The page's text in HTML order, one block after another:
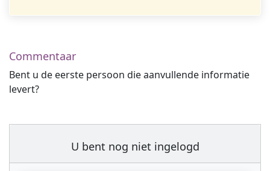
Commentaar
Bent u de eerste persoon die aanvullende informatie
levert?
U bent nog niet ingelogd